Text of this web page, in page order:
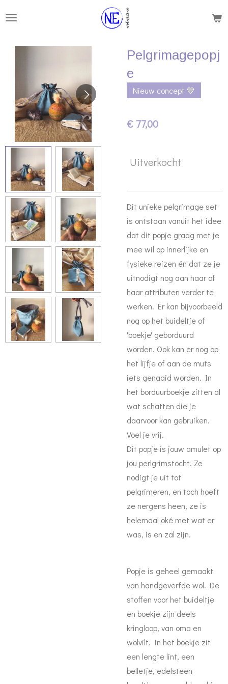
Pelgrimagepopj
e
Nieuw concept 🤎
€ 77,00
Uitverkocht
Dit unieke pelgrimage set
is ontstaan vanuit het idee
dat dit popje graag met je
mee wil op innerlijke en
fysieke reizen én dat ze je
uitnodigt nog aan haar of
haar attributen verder te
werken. Er kan bijvoorbeeld
nog op het buideltje of
'boekje' geborduurd
worden. Ook kan er nog op
het lijfje of aan de muts
iets genaaid worden. In
het borduurboekje zitten al
wat schatten die je
daarvoor kan gebruiken.
Voel je vrij.
Dit popje is jouw amulet op
jou perlgrimstocht. Ze
nodigt je uit tot
pelgrimeren, en toch hoeft
ze nergens heen, ze is
helemaal oké met wat er
was, is en zal zijn.
Popje is geheel gemaakt
van handgeverfde wol. De
stoffen voor het buideltje
en boekje zijn deels
kringloop, van oma en
wolvilt. In het boekje zit
een lengte lint, een
belletje, edelsteen